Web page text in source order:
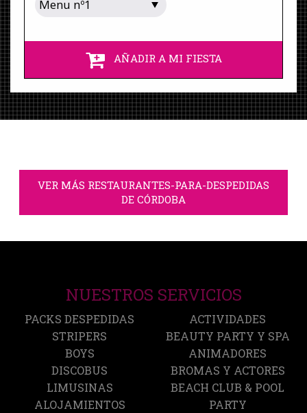
AÑADIR A MI FIESTA
VER MÁS RESTAURANTES-PARA-DESPEDIDAS
DE CÓRDOBA
NUESTROS SERVICIOS
PACKS DESPEDIDAS
STRIPERS
BOYS
DISCOBUS
LIMUSINAS
ALOJAMIENTOS
ACTIVIDADES
BEAUTY PARTY Y SPA
ANIMADORES
BROMAS Y ACTORES
BEACH CLUB & POOL
PARTY